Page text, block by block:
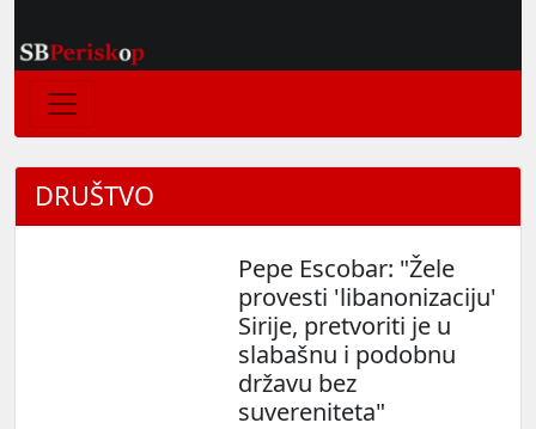
DRUŠTVO
Pepe Escobar: "Žele
provesti 'libanonizaciju'
Sirije, pretvoriti je u
slabašnu i podobnu
državu bez
suvereniteta"